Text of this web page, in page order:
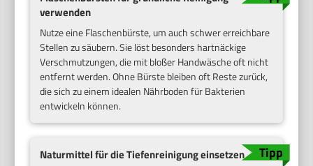
verwenden
Nutze eine Flaschenbürste, um auch schwer erreichbare
Stellen zu säubern. Sie löst besonders hartnäckige
Verschmutzungen, die mit bloßer Handwäsche oft nicht
entfernt werden. Ohne Bürste bleiben oft Reste zurück,
die sich zu einem idealen Nährboden für Bakterien
entwickeln können.
Naturmittel für die Tiefenreinigung einsetzen